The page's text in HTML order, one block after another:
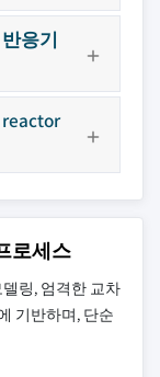
응기
로세스
링, 엄격한 교차
기반하며, 단순